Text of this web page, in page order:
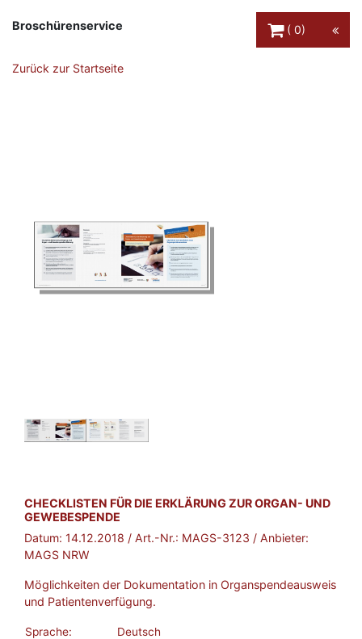
Broschürenservice
0
Zurück zur Startseite
BROSCHÜRE:
CHECKLISTEN FÜR DIE ERKLÄRUNG ZUR ORGAN- UND
GEWEBESPENDE
Datum: 14.12.2018 / Art.-Nr.: MAGS-3123 / Anbieter:
MAGS NRW
Möglichkeiten der Dokumentation in Organspendeausweis
und Patientenverfügung.
Sprache:
Deutsch